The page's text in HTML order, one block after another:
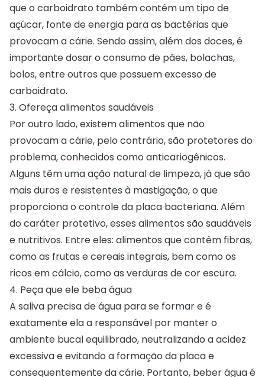
que o carboidrato também contém um tipo de
açúcar, fonte de energia para as bactérias que
provocam a cárie. Sendo assim, além dos doces, é
importante dosar o consumo de pães, bolachas,
bolos, entre outros que possuem excesso de
carboidrato.
3. Ofereça alimentos saudáveis
Por outro lado, existem alimentos que não
provocam a cárie, pelo contrário, são protetores do
problema, conhecidos como anticariogênicos.
Alguns têm uma ação natural de limpeza, já que são
mais duros e resistentes à mastigação, o que
proporciona o controle da placa bacteriana. Além
do caráter protetivo, esses alimentos são saudáveis
e nutritivos. Entre eles: alimentos que contêm fibras,
como as frutas e cereais integrais, bem como os
ricos em cálcio, como as verduras de cor escura.
4. Peça que ele beba água
A saliva precisa de água para se formar e é
exatamente ela a responsável por manter o
ambiente bucal equilibrado, neutralizando a acidez
excessiva e evitando a formação da placa e
consequentemente da cárie. Portanto, beber água é